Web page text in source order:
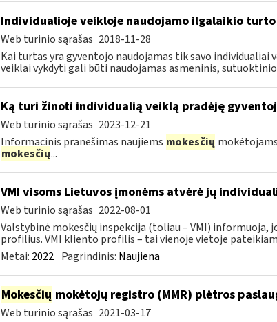
Individualioje veikloje naudojamo ilgalaikio turto
Web turinio sąrašas 2018-11-28
Kai turtas yra gyventojo naudojamas tik savo
veiklai vykdyti gali būti naudojamas asmeninis,
Ką turi žinoti individualią veiklą pradėję
Web turinio sąrašas 2023-12-21
Informacinis pranešimas naujiems mokesčių
mokesčių...
VMI visoms Lietuvos įmonėms atvėrė jų
Web turinio sąrašas 2022-08-01
Valstybinė mokesčių inspekcija (toliau – VMI) informuoja,
profilius. VMI kliento profilis – tai vienoje vietoje
Metai: 2022 Pagrindinis: Naujiena
Mokesčių mokėtojų registro (MMR) plėtros
Web turinio sąrašas 2021-03-17